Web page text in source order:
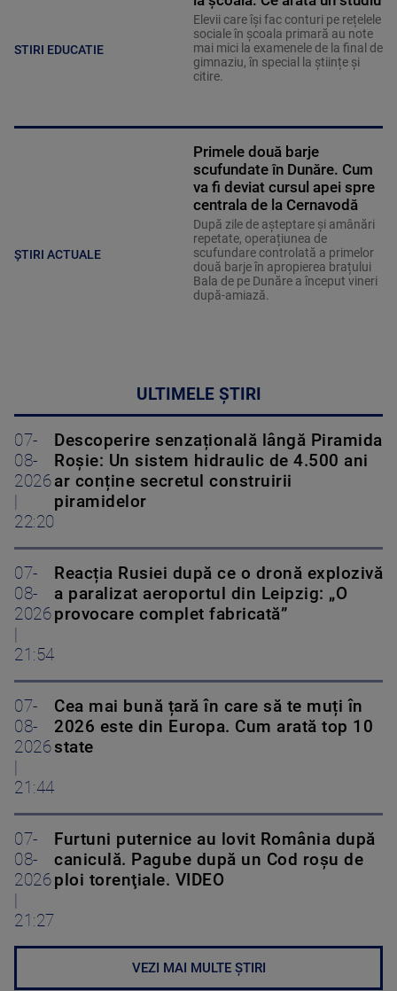
STIRI EDUCATIE
Elevii care îşi fac conturi pe rețelele
sociale în școala primară au note
mai mici la examenele de la final de
gimnaziu, în special la științe și
citire.
ȘTIRI ACTUALE
Primele două barje
scufundate în Dunăre. Cum
va fi deviat cursul apei spre
centrala de la Cernavodă
După zile de așteptare și amânări
repetate, operațiunea de
scufundare controlată a primelor
două barje în apropierea brațului
Bala de pe Dunăre a început vineri
după-amiază.
ULTIMELE ȘTIRI
07-
08-
2026
22:20
Descoperire senzațională lângă Piramida
Roșie: Un sistem hidraulic de 4.500 ani
ar conține secretul construirii
piramidelor
07-
08-
2026
21:54
Reacția Rusiei după ce o dronă explozivă
a paralizat aeroportul din Leipzig: „O
provocare complet fabricată”
07-
08-
2026
21:44
Cea mai bună țară în care să te muți în
2026 este din Europa. Cum arată top 10
state
07-
08-
2026
21:27
Furtuni puternice au lovit România după
caniculă. Pagube după un Cod roşu de
ploi torenţiale. VIDEO
VEZI MAI MULTE ȘTIRI